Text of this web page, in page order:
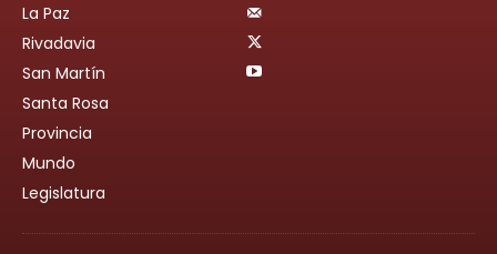
La Paz
Rivadavia
San Martín
Santa Rosa
Provincia
Mundo
Legislatura